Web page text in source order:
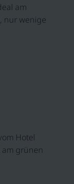
am
nur wenige
Hotel
grünen